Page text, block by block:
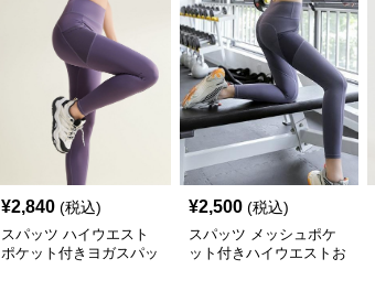
¥2,840 (税込)
スパッツ ハイウエスト
ポケット付きヨガスパッ
¥2,500 (税込)
スパッツ メッシュポケ
ット付きハイウエストお